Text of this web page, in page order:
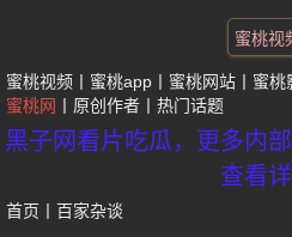
蜜桃视
蜜桃视频 蜜桃app 蜜桃网站 蜜桃
蜜桃网
原创作者 热门话题
黑子网看片吃瓜，更多内
查看
首页 百家杂谈